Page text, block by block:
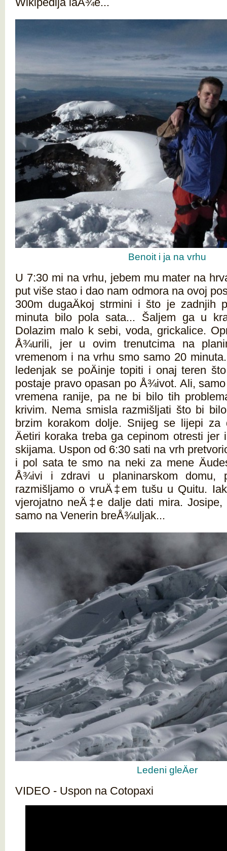
Benoit i ja na vrhu
U 7:30 mi na vrhu, jebem mu mater na
put više stao i dao nam odmora na ovoj
300m dugaÄkoj strmini i što je zadnjih
minuta bilo pola sata... Šaljem ga u
Dolazim malo k sebi, voda, grickalice.
Å¾urili, jer u ovim trenutcima na
vremenom i na vrhu smo samo 20
ledenjak se poÄinje topiti i onaj teren
postaje pravo opasan po Å¾ivot. Ali,
vremena ranije, pa ne bi bilo tih
krivim. Nema smisla razmišljati što bi
brzim korakom dolje. Snijeg se lijepi za
Äetiri koraka treba ga cepinom otresti jer
skijama. Uspon od 6:30 sati na vrh
i pol sata te smo na neki za mene
Å¾ivi i zdravi u planinarskom domu,
razmišljamo o vruÄ‡em tušu u Quitu.
vjerojatno neÄ‡e dalje dati mira.
samo na Venerin breÅ¾uljak...
Ledeni gleÄer
VIDEO - Uspon na Cotopaxi